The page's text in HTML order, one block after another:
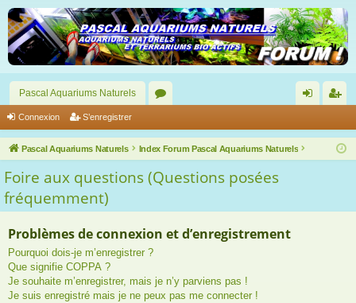
Pascal Aquariums Naturels
u ne nr
re
Connexion S’enregistrer
Pascal Aquariums Naturels Index Forum Pascal Aquariums Naturels
Foire aux questions (Questions posées
fréquemment)
Problèmes de connexion et d’enregistrement
Pourquoi dois-je m’enregistrer ?
Que signifie COPPA ?
Je souhaite m’enregistrer, mais je n’y parviens pas !
Je suis enregistré mais je ne peux pas me connecter !